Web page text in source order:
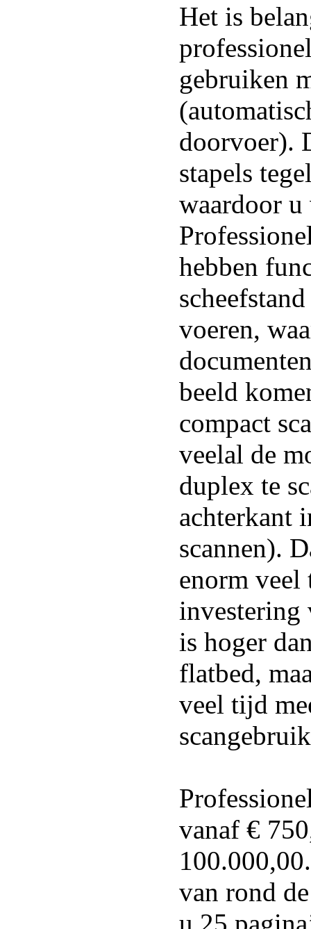
Het is
gebruiken
doorvoer).
stapels
waardoor u
hebben
voeren,
beeld
compact
veelal de
duplex te
achterkant
scannen).
enorm
investering
is hoger
flatbed,
veel tijd
vanaf €
van rond
u 25